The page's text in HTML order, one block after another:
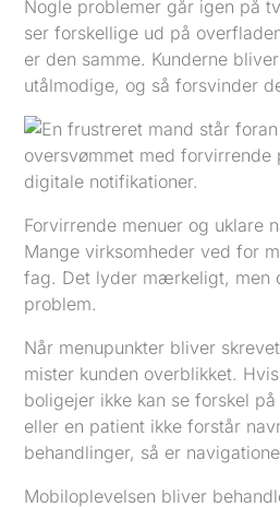
Nogle problemer går igen på
ser forskellige ud på
er den samme. Kunderne
utålmodige, og så forsvinder
Forvirrende menuer og uklare
Mange virksomheder ved for
fag. Det lyder mærkeligt, men
problem.
Når menupunkter bliver
mister kunden overblikket.
boligejer ikke kan se forskel
eller en patient ikke forstår
behandlinger, så er
Mobiloplevelsen bliver